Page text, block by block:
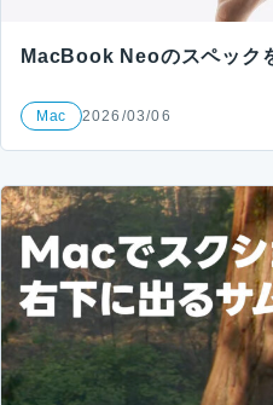
MacBook Neoのスペック
Mac 2026/03/06